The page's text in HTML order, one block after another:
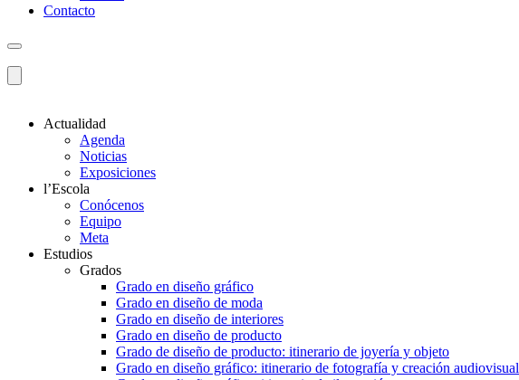
Contacto
Actualidad
Agenda
Noticias
Exposiciones
l’Escola
Conócenos
Equipo
Meta
Estudios
Grados
Grado en diseño gráfico
Grado en diseño de moda
Grado en diseño de interiores
Grado en diseño de producto
Grado de diseño de producto: itinerario de joyería y objeto
Grado en diseño gráfico: itinerario de fotografía y creación audiovisual